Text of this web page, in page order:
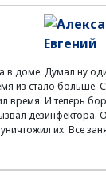
в доме. Думал ну
из стало больше.
время. И теперь
дезинфектора.
их. Все